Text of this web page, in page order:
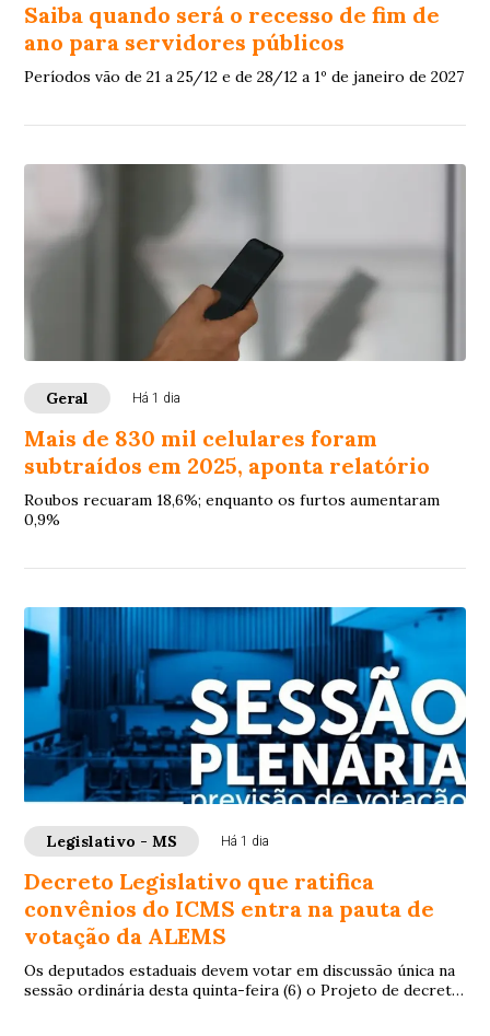
Saiba quando será o recesso de fim de
ano para servidores públicos
Períodos vão de 21 a 25/12 e de 28/12 a 1º de janeiro de 2027
Geral Há 1 dia
Mais de 830 mil celulares foram
subtraídos em 2025, aponta relatório
Roubos recuaram 18,6%; enquanto os furtos aumentaram
0,9%
Legislativo - MS Há 1 dia
Decreto Legislativo que ratifica
convênios do ICMS entra na pauta de
votação da ALEMS
Os deputados estaduais devem votar em discussão única na
sessão ordinária desta quinta-feira (6) o Projeto de decreto